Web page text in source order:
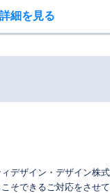
詳細を見る
デザイン・デザイン株
そできるご対応をさせ